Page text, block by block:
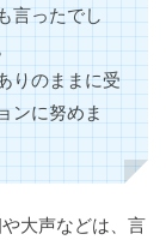
言ったでし
りのままに受
ンに努めま
大声などは、言